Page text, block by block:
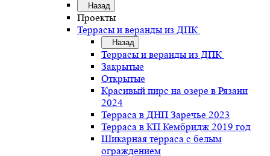
Назад
Проекты
Террасы и веранды из ДПК
Назад
Террасы и веранды из ДПК
Закрытые
Открытые
Красивый пирс на озере в Рязани
2024
Терраса в ДНП Заречье 2023
Терраса в КП Кембридж 2019 год
Шикарная терраса с белым
ограждением